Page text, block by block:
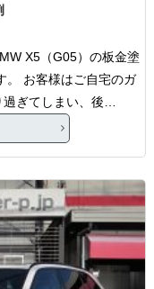
X5（G05）の板金塗
。 お客様はご自宅のガ
ぎてしまい、後…